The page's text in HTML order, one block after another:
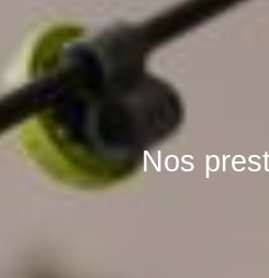
Nos